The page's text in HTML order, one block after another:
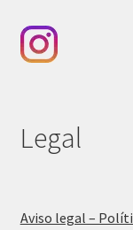
Legal
Aviso legal –